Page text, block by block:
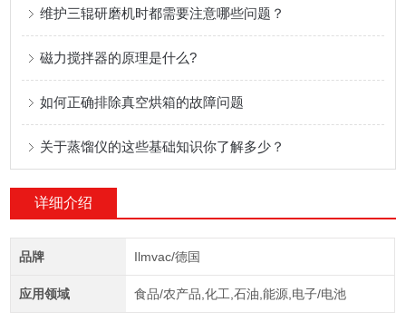
维护三辊研磨机时都需要注意哪些问题？
磁力搅拌器的原理是什么?
如何正确排除真空烘箱的故障问题
关于蒸馏仪的这些基础知识你了解多少？
详细介绍
品牌 Ilmvac/德国
应用领域 食品/农产品,化工,石油,能源,电子/电池